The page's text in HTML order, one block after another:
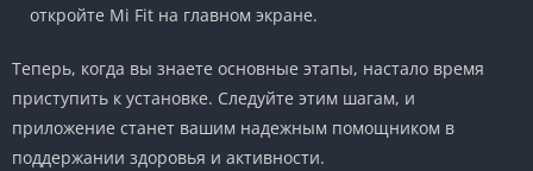
откройте Mi Fit на главном экране.
Теперь, когда вы знаете основные этапы, настало время
приступить к установке. Следуйте этим шагам, и
приложение станет вашим надежным помощником в
поддержании здоровья и активности.